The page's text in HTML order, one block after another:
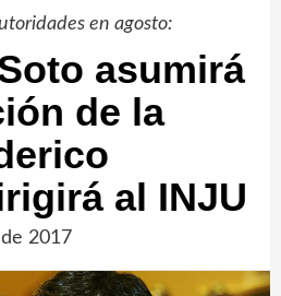
en agosto:
asumirá
de la
al INJU
2017